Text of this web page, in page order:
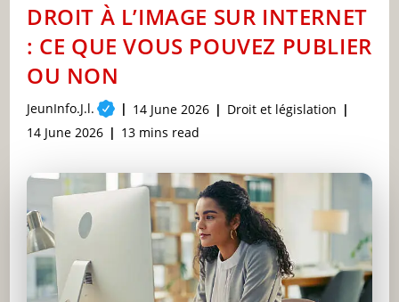
DROIT À L’IMAGE SUR INTERNET
: CE QUE VOUS POUVEZ PUBLIER
OU NON
Post
author:
JeunInfo.J.l.
Post
published:
14 June 2026
Post
Droit et législation
Post
modified:
14 June 2026
Reading
13 mins read